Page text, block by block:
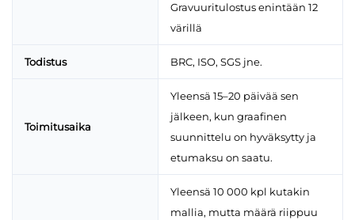
Gravuuritulostus enintään 12
värillä
Todistus BRC, ISO, SGS jne.
Toimitusaika
Yleensä 15–20 päivää sen
jälkeen, kun graafinen
suunnittelu on hyväksytty ja
etumaksu on saatu.
Yleensä 10 000 kpl kutakin
mallia, mutta määrä riippuu